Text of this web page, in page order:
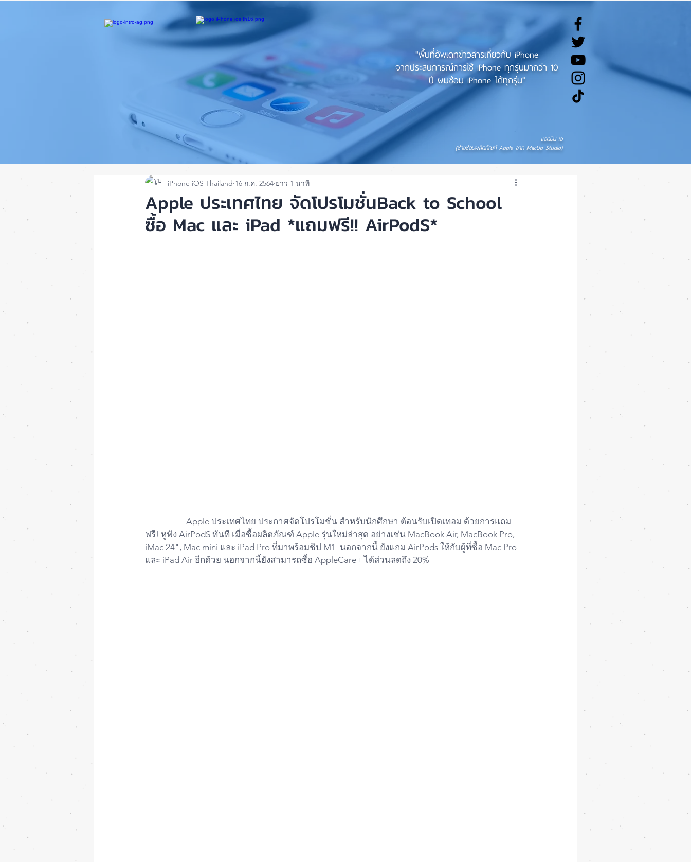
"พื้นที่อัพเดทข่าวสารเกี่ยวกับ iPhone
จากประสบการณ์การใช้ iPhone ทุกรุ่นมากว่า 10
ปี ผมซ่อม iPhone ได้ทุกรุ่น"
แอดมิน เอ
(ช่างซ่อมผลิตภัณฑ์ Apple จาก MacUp Studio)
Apple ประเทศไทย จัดโปรโมชั่นBack to School
ซื้อ Mac และ iPad *แถมฟรี!! AirPodS*
iPhone iOS Thailand 16 ก.ค. 2564 ยาว 1 นาที
ฟรี! หูฟัง AirPodS ทันที เมื่อซื้อผลิตภัณฑ์ Apple รุ่นใหม่ล่าสุด อย่างเช่น MacBook Air, MacBook Pro,
iMac 24", Mac mini และ iPad Pro ที่มาพร้อมชิป M1  นอกจากนี้ ยังแถม AirPods ให้กับผู้ที่ซื้อ Mac Pro
และ iPad Air อีกด้วย นอกจากนี้ยังสามารถซื้อ AppleCare+ ได้ส่วนลดถึง 20%